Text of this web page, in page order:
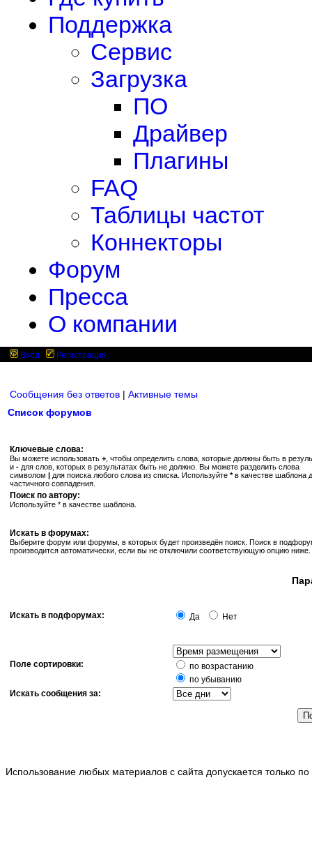
Поддержка
Сервис
Загрузка
ПО
Драйвер
Плагины
FAQ
Таблицы частот
Коннекторы
Форум
Пресса
О компании
Вход Регистрация
Сообщения без ответов | Активные темы
Список форумов
Ключевые слова:
Вы можете использовать + , чтобы определить слова, которые должны быть в
и - для слов, которых в результатах быть не должно. Вы можете разделить слова
символом | для поиска любого слова из списка. Используйте *в качестве шаблона
частичного совпадения.
Поиск по автору:
Используйте * в качестве шаблона.
Искать в форумах:
Выберите форум или форумы, в которых будет произведён поиск. Поиск в
производится автоматически, если вы не отключили соответствующую опцию ниже.
Искать в подфорумах: Да Нет
Поле сортировки:
по возрастанию
по убыванию
Искать сообщения за:
Использование любых материалов с сайта допускается только